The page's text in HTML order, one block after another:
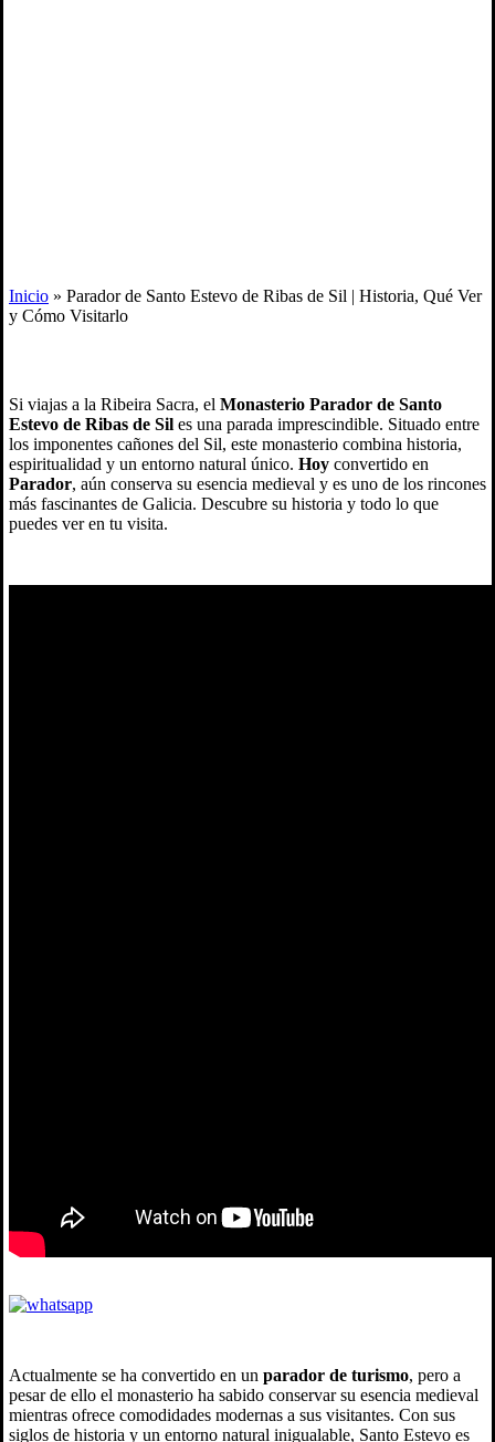
Inicio » Parador de Santo Estevo de Ribas de Sil | Historia, Qué Ver
y Cómo Visitarlo
Si viajas a la Ribeira Sacra, el Monasterio Parador de Santo
Estevo de Ribas de Sil es una parada imprescindible. Situado entre
los imponentes cañones del Sil, este monasterio combina historia,
espiritualidad y un entorno natural único. Hoy convertido en
Parador, aún conserva su esencia medieval y es uno de los rincones
más fascinantes de Galicia. Descubre su historia y todo lo que
puedes ver en tu visita.
Actualmente se ha convertido en un parador de turismo, pero a
pesar de ello el monasterio ha sabido conservar su esencia medieval
mientras ofrece comodidades modernas a sus visitantes. Con sus
siglos de historia y un entorno natural inigualable, Santo Estevo es